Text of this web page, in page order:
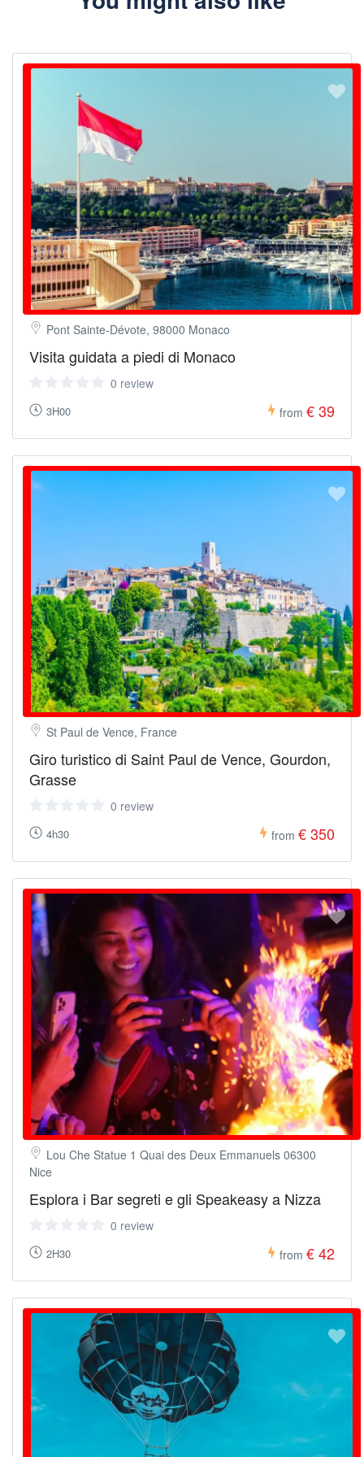
Che ne dici di un’esperienza di navigazione a bordo del nostro
catamarano nella baia di Cannes?
La barca può ospitare fino a 22 persone e offre tutti i comfort
necessari per organizzare compleanni, addii al celibato, seminari
di lavoro e molto altro ancora!
Hai bisogno di ulteriori informazioni o vuoi prenotare questo
Contattaci all’indirizzo info@rivierabarcrawltours.com o al numero
+33 649 244 407.
Lou Che Statue 1 Quai des Deux Emmanuels 06300
Nice
Esplora i Bar segreti e gli Speakeasy a Nizza
0 review
2H30 from € 42
St Paul de Vence, France
Giro turistico di Saint Paul de Vence, Gourdon,
Grasse
0 review
4h30 from € 350
Pont Sainte-Dévote, 98000 Monaco
Visita guidata a piedi di Monaco
0 review
3H00 from € 39